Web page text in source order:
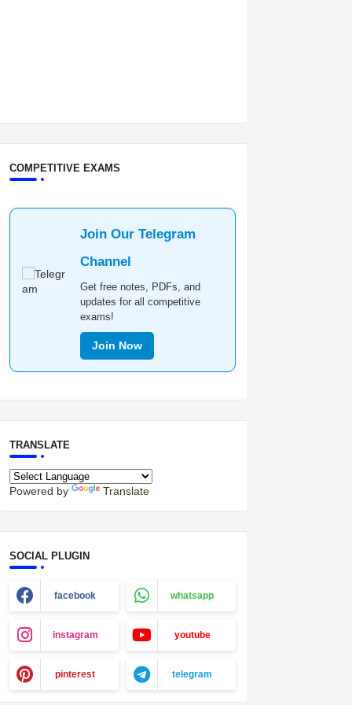
COMPETITIVE EXAMS
Join Our Telegram
Channel
Get free notes, PDFs, and
updates for all competitive
exams!
Join Now
TRANSLATE
Powered by Translate
SOCIAL PLUGIN
facebook whatsapp
instagram youtube
pinterest telegram